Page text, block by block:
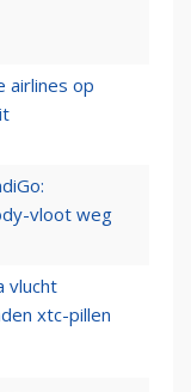
airlines op
vloot weg
vlucht
xtc-pillen